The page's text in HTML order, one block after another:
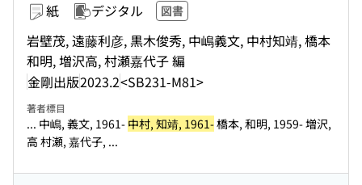
紙 デジタル 図書
岩壁茂, 遠藤利彦, 黒木俊秀, 中嶋義文, 中村知靖, 橋本
和明, 増沢高, 村瀬嘉代子 編
金剛出版2023.2<SB231-M81>
著者標目
... 中嶋, 義文, 1961- 中村, 知靖, 1961-橋本, 和明, 1959- 増沢,
高 村瀬, 嘉代子, ...